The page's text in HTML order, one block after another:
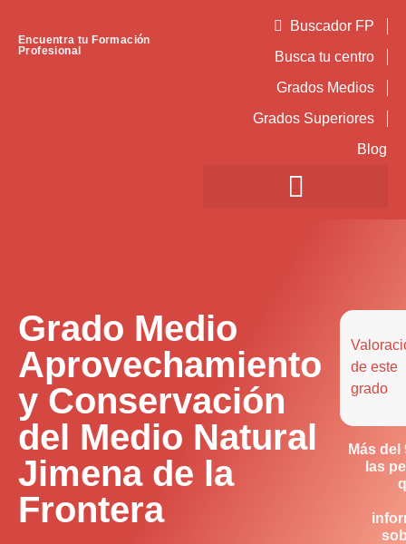
Encuentra tu Formación
Profesional
Buscador FP
Busca tu centro
Grados Medios
Grados Superiores
Blog
Grado Medio
Aprovechamiento
y Conservación
del Medio Natural
Jimena de la
Frontera
de este
grado
Más del
las